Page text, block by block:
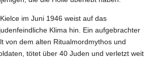
im Juni 1946 weist auf das
Klima hin. Ein aufgebrachter
von dem alten Ritualmordmythos und
tötet über 40 Juden und verletzt weit